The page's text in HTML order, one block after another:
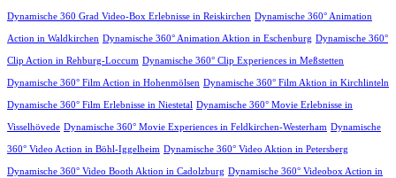
Dynamische 360 Grad Video-Box Erlebnisse in Reiskirchen Dynamische 360° Animation
Action in Waldkirchen Dynamische 360° Animation Aktion in Eschenburg Dynamische 360°
Clip Action in Rehburg-Loccum Dynamische 360° Clip Experiences in Meßstetten
Dynamische 360° Film Action in Hohenmölsen Dynamische 360° Film Aktion in Kirchlinteln
Dynamische 360° Film Erlebnisse in Niestetal Dynamische 360° Movie Erlebnisse in
Visselhövede Dynamische 360° Movie Experiences in Feldkirchen-Westerham Dynamische
360° Video Action in Böhl-Iggelheim Dynamische 360° Video Aktion in Petersberg
Dynamische 360° Video Booth Aktion in Cadolzburg Dynamische 360° Videobox Action in